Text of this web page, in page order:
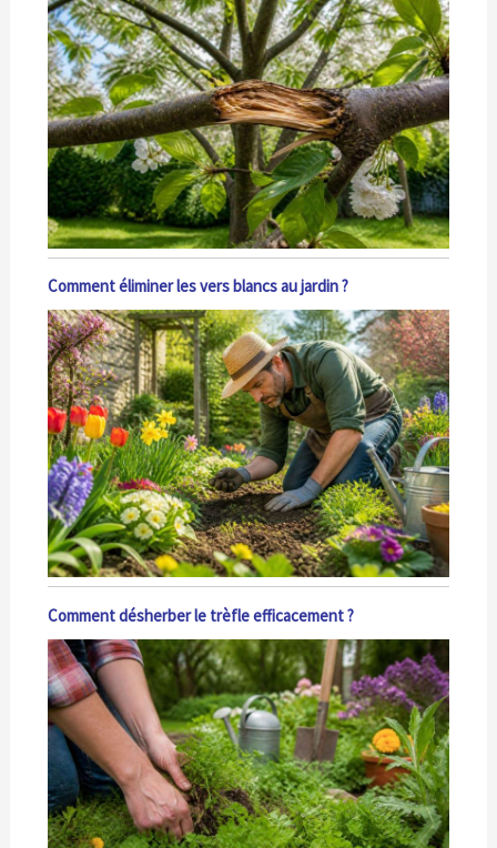
Comment éliminer les vers blancs au jardin ?
Comment désherber le trèfle efficacement ?